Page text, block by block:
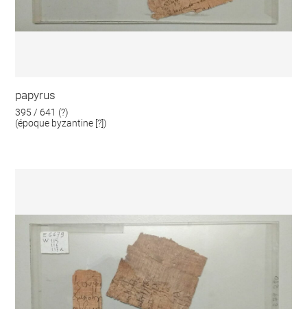
papyrus
395 / 641 (?)
(époque byzantine [?])